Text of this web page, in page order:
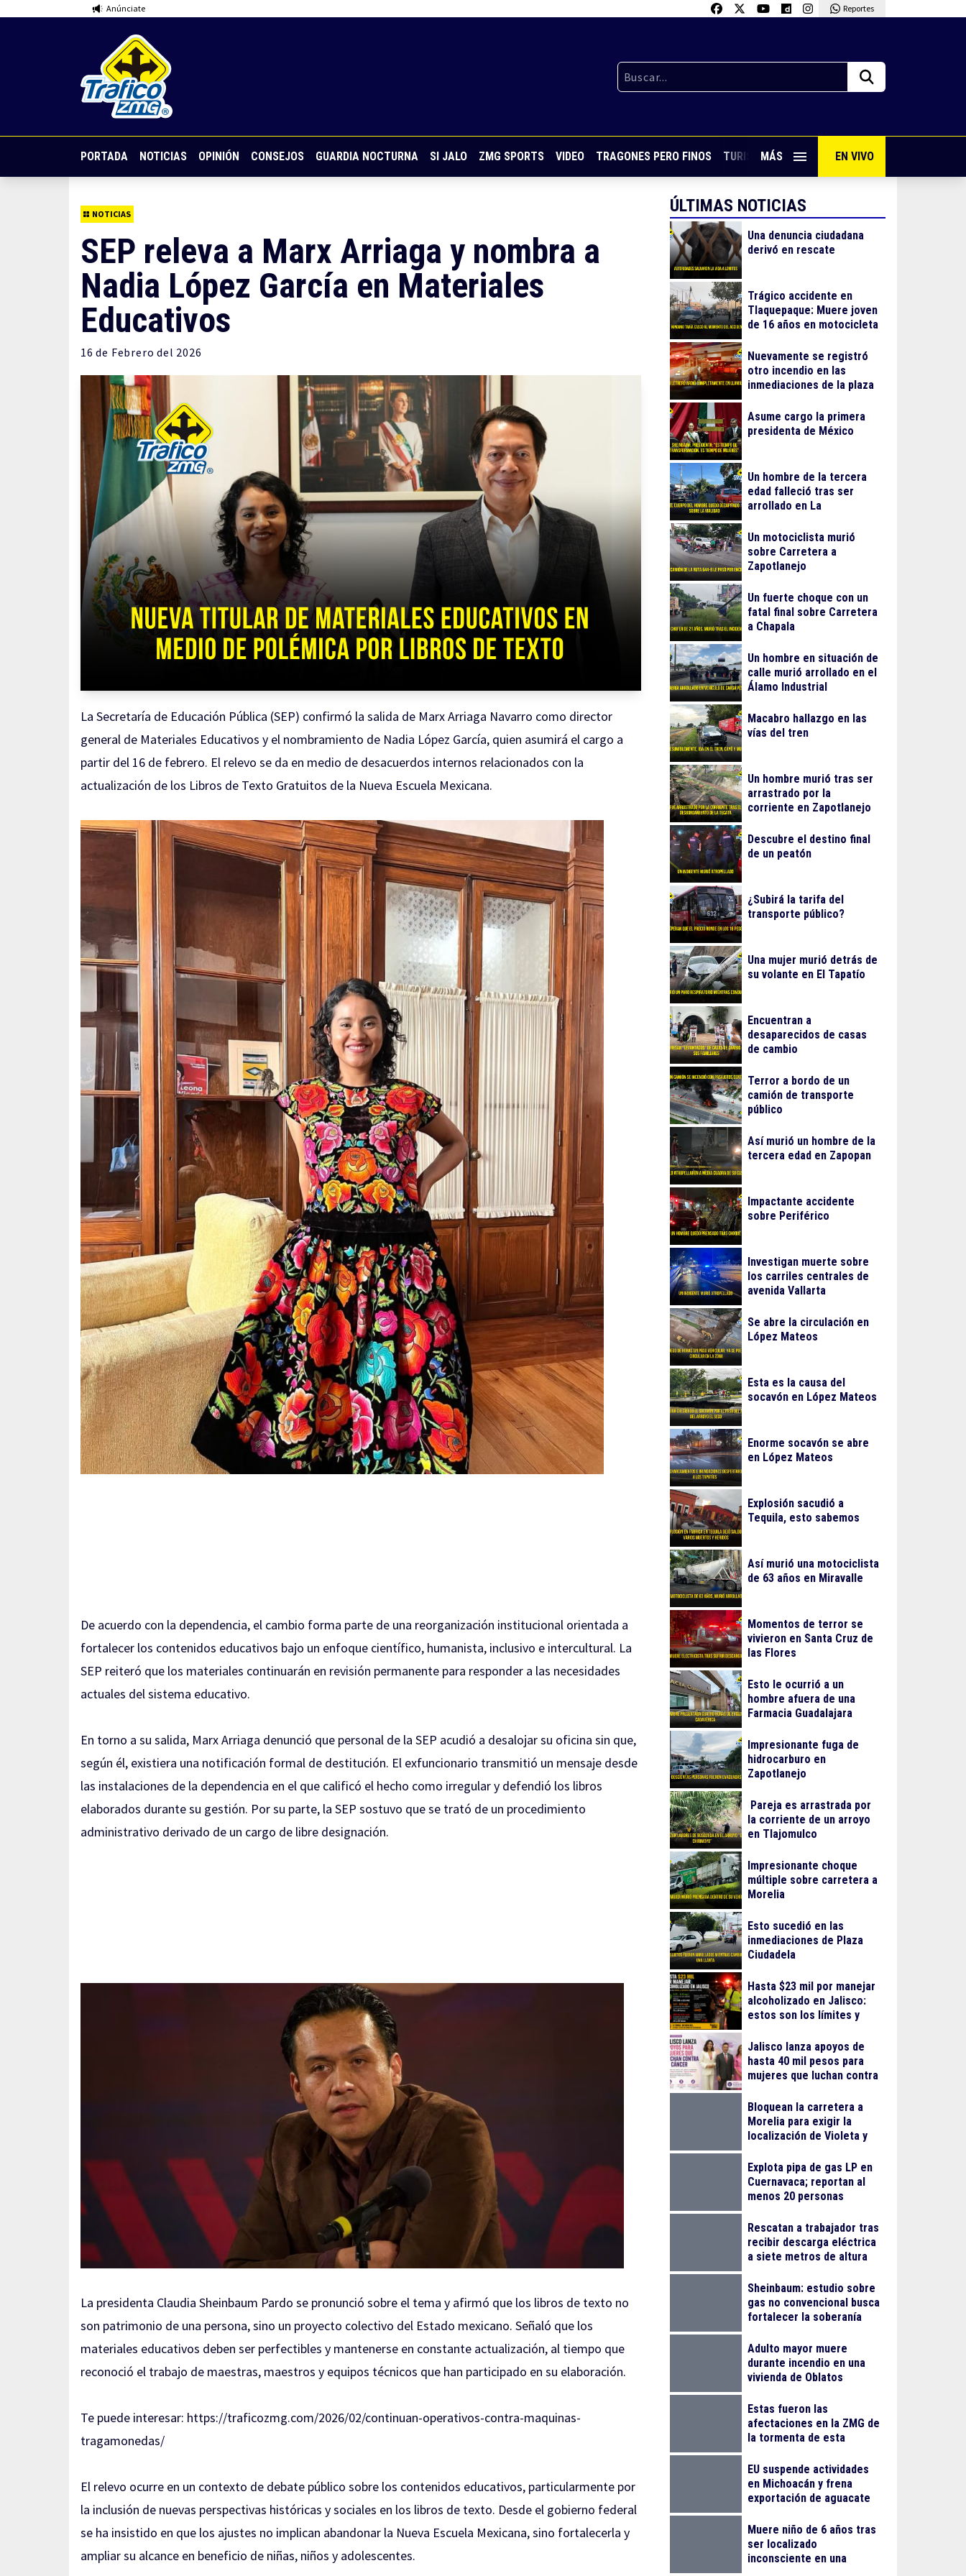
Anúnciate Reportes
PORTADA NOTICIAS OPINIÓN CONSEJOS GUARDIA NOCTURNA SI JALO ZMG SPORTS VIDEO TRAGONES PERO FINOS TURISMO CON SABOR VIVE PUERTO VALLARTA
MÁS EN VIVO
NOTICIAS
SEP releva a Marx Arriaga y nombra a
Nadia López García en Materiales
Educativos
16 de Febrero del 2026
La Secretaría de Educación Pública (SEP) confirmó la salida de Marx Arriaga Navarro como director
general de Materiales Educativos y el nombramiento de Nadia López García, quien asumirá el cargo a
partir del 16 de febrero. El relevo se da en medio de desacuerdos internos relacionados con la
actualización de los Libros de Texto Gratuitos de la Nueva Escuela Mexicana.
De acuerdo con la dependencia, el cambio forma parte de una reorganización institucional orientada a
fortalecer los contenidos educativos bajo un enfoque científico, humanista, inclusivo e intercultural. La
SEP reiteró que los materiales continuarán en revisión permanente para responder a las necesidades
actuales del sistema educativo.
En torno a su salida, Marx Arriaga denunció que personal de la SEP acudió a desalojar su oficina sin que,
según él, existiera una notificación formal de destitución. El exfuncionario transmitió un mensaje desde
las instalaciones de la dependencia en el que calificó el hecho como irregular y defendió los libros
elaborados durante su gestión. Por su parte, la SEP sostuvo que se trató de un procedimiento
administrativo derivado de un cargo de libre designación.
La presidenta Claudia Sheinbaum Pardo se pronunció sobre el tema y afirmó que los libros de texto no
son patrimonio de una persona, sino un proyecto colectivo del Estado mexicano. Señaló que los
materiales educativos deben ser perfectibles y mantenerse en constante actualización, al tiempo que
reconoció el trabajo de maestras, maestros y equipos técnicos que han participado en su elaboración.
Te puede interesar: https://traficozmg.com/2026/02/continuan-operativos-contra-maquinas-
tragamonedas/
El relevo ocurre en un contexto de debate público sobre los contenidos educativos, particularmente por
la inclusión de nuevas perspectivas históricas y sociales en los libros de texto. Desde el gobierno federal
se ha insistido en que los ajustes no implican abandonar la Nueva Escuela Mexicana, sino fortalecerla y
ampliar su alcance en beneficio de niñas, niños y adolescentes.
ÚLTIMAS NOTICIAS
Una denuncia ciudadana
derivó en rescate
Trágico accidente en
Tlaquepaque: Muere joven
de 16 años en motocicleta
Nuevamente se registró
otro incendio en las
inmediaciones de la plaza
Asume cargo la primera
presidenta de México
Un hombre de la tercera
edad falleció tras ser
arrollado en La
Un motociclista murió
sobre Carretera a
Zapotlanejo
Un fuerte choque con un
fatal final sobre Carretera
a Chapala
Un hombre en situación de
calle murió arrollado en el
Álamo Industrial
Macabro hallazgo en las
vías del tren
Un hombre murió tras ser
arrastrado por la
corriente en Zapotlanejo
Descubre el destino final
de un peatón
¿Subirá la tarifa del
transporte público?
Una mujer murió detrás de
su volante en El Tapatío
Encuentran a
desaparecidos de casas
de cambio
Terror a bordo de un
camión de transporte
público
Así murió un hombre de la
tercera edad en Zapopan
Impactante accidente
sobre Periférico
Investigan muerte sobre
los carriles centrales de
avenida Vallarta
Se abre la circulación en
López Mateos
Esta es la causa del
socavón en López Mateos
Enorme socavón se abre
en López Mateos
Explosión sacudió a
Tequila, esto sabemos
Así murió una motociclista
de 63 años en Miravalle
Momentos de terror se
vivieron en Santa Cruz de
las Flores
Esto le ocurrió a un
hombre afuera de una
Farmacia Guadalajara
Impresionante fuga de
hidrocarburo en
Zapotlanejo
Pareja es arrastrada por
la corriente de un arroyo
en Tlajomulco
Impresionante choque
múltiple sobre carretera a
Morelia
Esto sucedió en las
inmediaciones de Plaza
Ciudadela
Hasta $23 mil por manejar
alcoholizado en Jalisco:
estos son los límites y
Jalisco lanza apoyos de
hasta 40 mil pesos para
mujeres que luchan contra
Bloquean la carretera a
Morelia para exigir la
localización de Violeta y
Explota pipa de gas LP en
Cuernavaca; reportan al
menos 20 personas
Rescatan a trabajador tras
recibir descarga eléctrica
a siete metros de altura
Sheinbaum: estudio sobre
gas no convencional busca
fortalecer la soberanía
Adulto mayor muere
durante incendio en una
vivienda de Oblatos
Estas fueron las
afectaciones en la ZMG de
la tormenta de esta
EU suspende actividades
en Michoacán y frena
exportación de aguacate
Muere niño de 6 años tras
ser localizado
inconsciente en una